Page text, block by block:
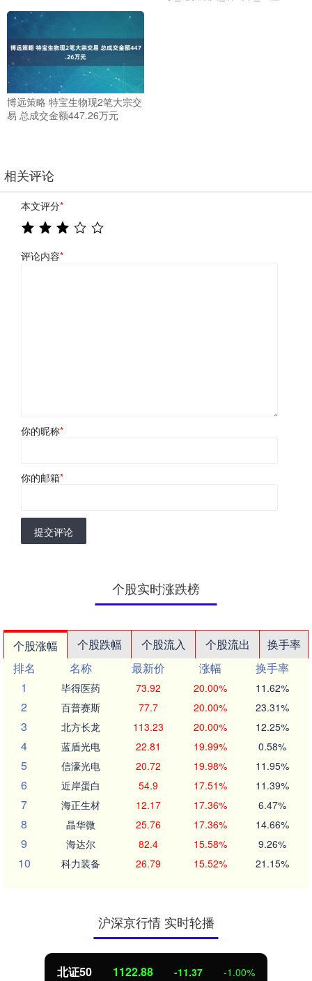
博远策略 特宝生物现2笔大宗交
易 总成交金额447.26万元
相关评论
本文评分*
评论内容*
你的昵称*
你的邮箱*
提交评论
个股实时涨跌榜
个股涨幅 个股跌幅 个股流入 个股流出
换手率
排名
名称 最新价 涨幅
换手率
1
毕得医药 73.92 20.00% 11.62%
2 百普赛斯 77.7 20.00% 23.31%
3 北方长龙 113.23 20.00% 12.25%
4 蓝盾光电 22.81 19.99% 0.58%
5 信濠光电 20.72 19.98% 11.95%
6 近岸蛋白 54.9 17.51% 11.39%
7 海正生材 12.17 17.36% 6.47%
8 晶华微 25.76 17.36% 14.66%
9 海达尔 82.4 15.58% 9.26%
10 科力装备 26.79 15.52% 21.15%
沪深京行情 实时轮播
北证50 1122.88 -11.37 -1.00%